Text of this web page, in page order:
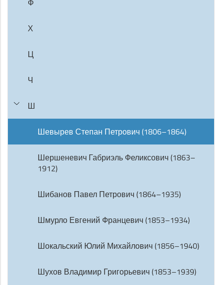
Ф
Х
Ц
Ч
Ш
Шевырев Степан Петрович (1806–1864)
Шершеневич Габриэль Феликсович (1863–
1912)
Шибанов Павел Петрович (1864–1935)
Шмурло Евгений Францевич (1853–1934)
Шокальский Юлий Михайлович (1856–1940)
Шухов Владимир Григорьевич (1853–1939)